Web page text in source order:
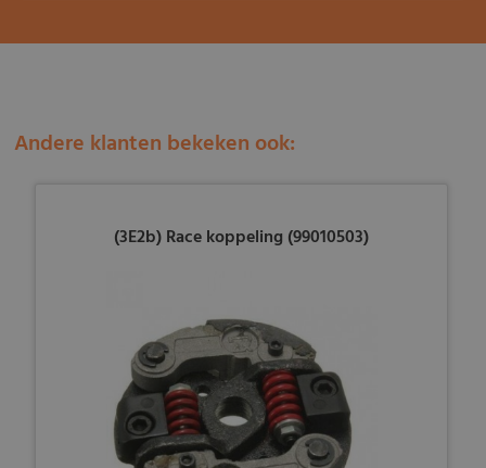
Andere klanten bekeken ook:
(3E2b) Race koppeling (99010503)